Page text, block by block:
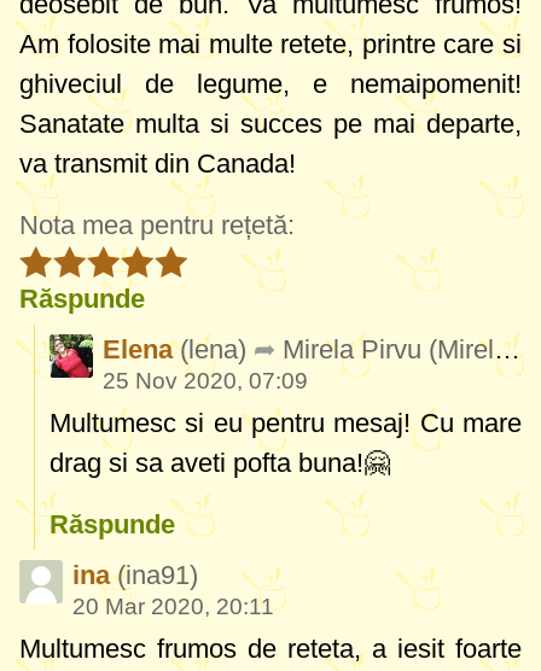
Am folosite mai multe retete, printre care si
ghiveciul de legume, e nemaipomenit!
Sanatate multa si succes pe mai departe,
va transmit din Canada!
Nota mea pentru rețetă:
Răspunde
Elena(lena) Mirela Pirvu (MirelaPirvu989)
25 Nov 2020, 07:09
Multumesc si eu pentru mesaj! Cu mare
drag si sa aveti pofta buna!🤗
Răspunde
ina(ina91)
20 Mar 2020, 20:11
Multumesc frumos de reteta, a iesit foarte